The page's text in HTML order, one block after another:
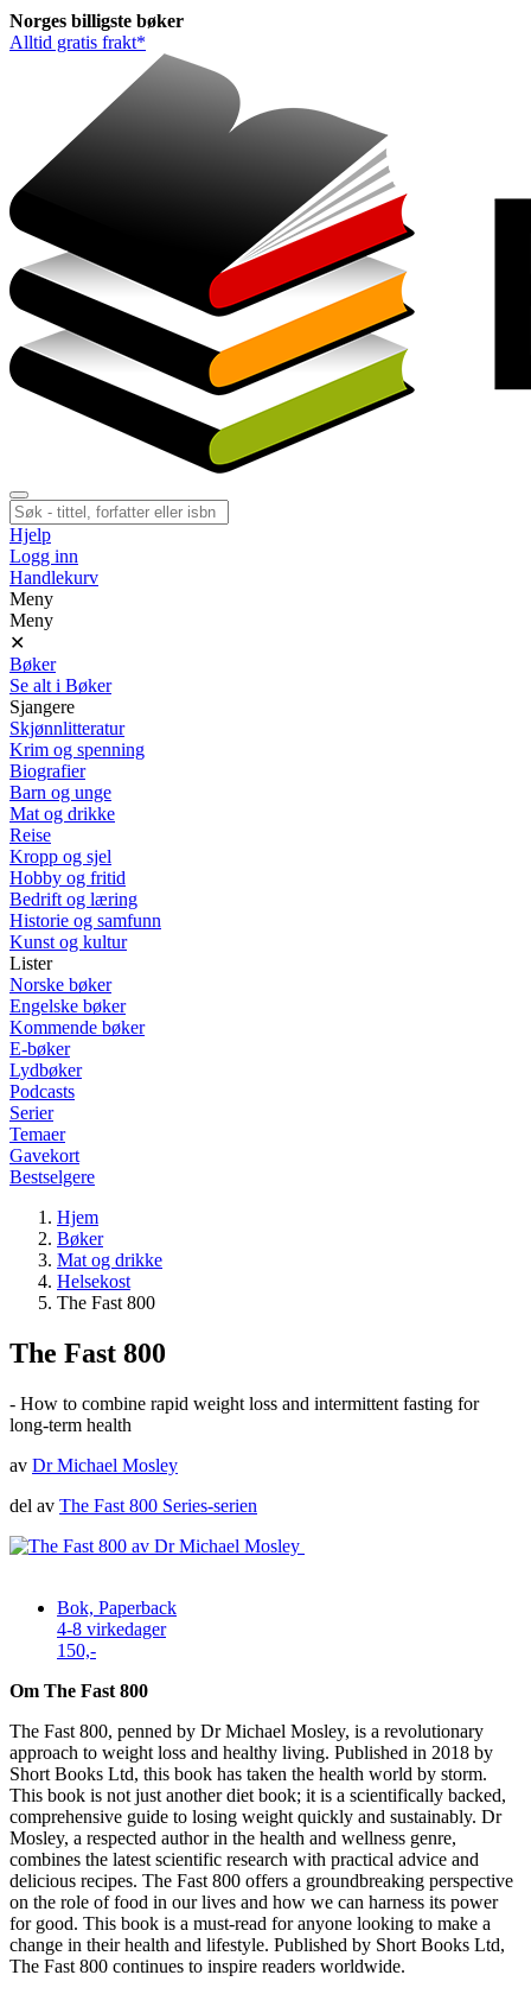
Norges billigste bøker
Alltid gratis frakt*
Hjelp
Logg inn
Handlekurv
Meny
Meny
✕
Bøker
Se alt i Bøker
Sjangere
Skjønnlitteratur
Krim og spenning
Biografier
Barn og unge
Mat og drikke
Reise
Kropp og sjel
Hobby og fritid
Bedrift og læring
Historie og samfunn
Kunst og kultur
Lister
Norske bøker
Engelske bøker
Kommende bøker
E-bøker
Lydbøker
Podcasts
Serier
Temaer
Gavekort
Bestselgere
Hjem
Bøker
Mat og drikke
Helsekost
The Fast 800
The Fast 800
- How to combine rapid weight loss and intermittent fasting for
long-term health
av Dr Michael Mosley
del av The Fast 800 Series-serien
Bok, Paperback
4-8 virkedager
150,-
Om The Fast 800
The Fast 800, penned by Dr Michael Mosley, is a revolutionary
approach to weight loss and healthy living. Published in 2018 by
Short Books Ltd, this book has taken the health world by storm.
This book is not just another diet book; it is a scientifically backed,
comprehensive guide to losing weight quickly and sustainably. Dr
Mosley, a respected author in the health and wellness genre,
combines the latest scientific research with practical advice and
delicious recipes. The Fast 800 offers a groundbreaking perspective
on the role of food in our lives and how we can harness its power
for good. This book is a must-read for anyone looking to make a
change in their health and lifestyle. Published by Short Books Ltd,
The Fast 800 continues to inspire readers worldwide.